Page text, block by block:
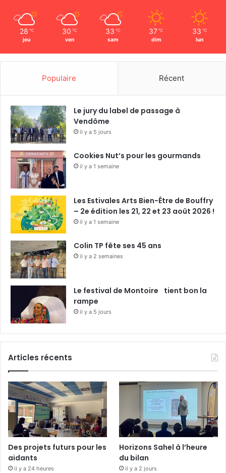
28 ℃
jeu
30 ℃
ven
33 ℃
sam
37 ℃
dim
33 ℃
lun
Populaire Récent
Le jury du label de passage à
Vendôme
il y a 5 jours
Cookies Nut’s pour les gourmands
il y a 1 semaine
Les Estivales Arts Bien-Être de Bouffry
– 2e édition les 21, 22 et 23 août 2026 !
il y a 1 semaine
Colin TP fête ses 45 ans
il y a 2 semaines
Le festival de Montoire tient bon la
rampe
il y a 5 jours
Articles récents
Des projets futurs pour les
aidants
il y a 24 heures
Horizons Sahel à l’heure
du bilan
il y a 2 jours